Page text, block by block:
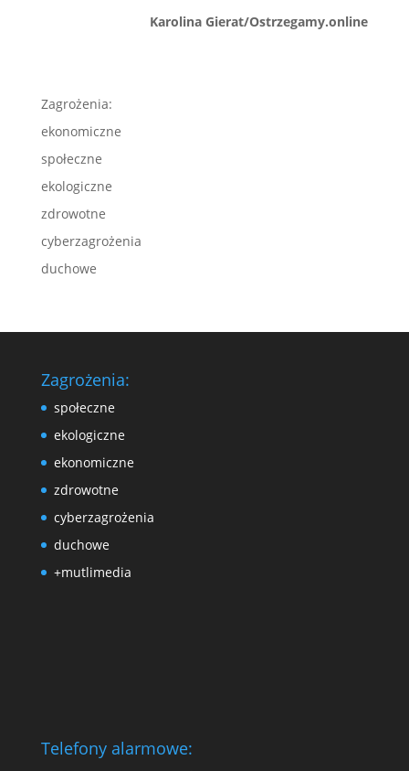
Karolina Gierat/Ostrzegamy.online
Zagrożenia:
ekonomiczne
społeczne
ekologiczne
zdrowotne
cyberzagrożenia
duchowe
Zagrożenia:
społeczne
ekologiczne
ekonomiczne
zdrowotne
cyberzagrożenia
duchowe
+mutlimedia
Telefony alarmowe: